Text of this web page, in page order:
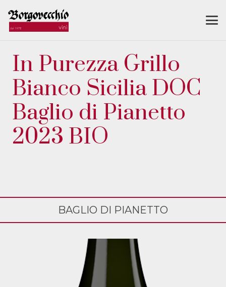
In Purezza Grillo
Bianco Sicilia DOC
Baglio di Pianetto
2023 BIO
BAGLIO DI PIANETTO